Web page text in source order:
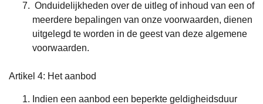
Onduidelijkheden over de uitleg of inhoud van een of
meerdere bepalingen van onze voorwaarden, dienen
uitgelegd te worden in de geest van deze algemene
voorwaarden.
Artikel 4: Het aanbod
Indien een aanbod een beperkte geldigheidsduur